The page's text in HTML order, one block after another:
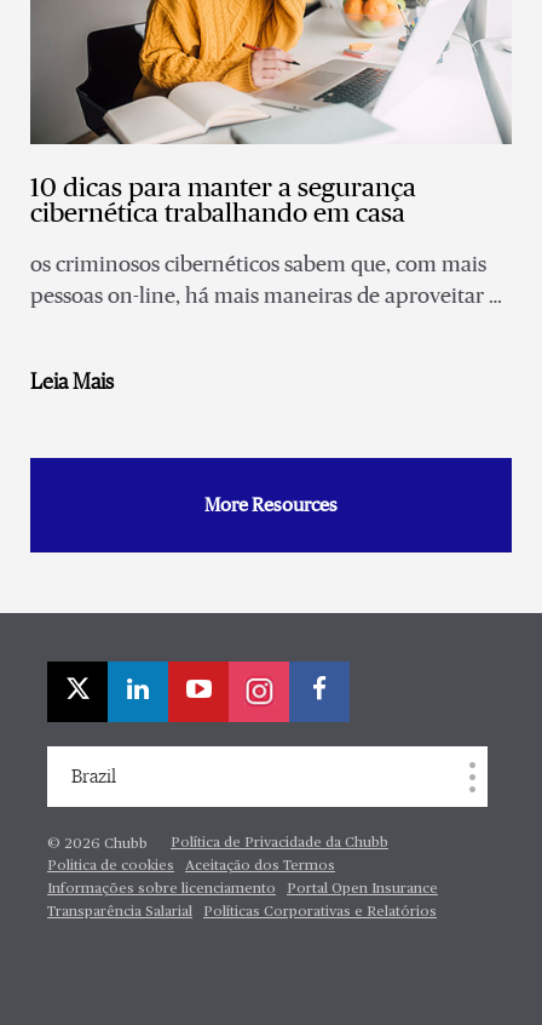
10 dicas para manter a segurança
cibernética trabalhando em casa
os criminosos cibernéticos sabem que, com mais
pessoas on-line, há mais maneiras de aproveitar as
Leia Mais
More Resources
Brazil
© 2026 Chubb
Política de Privacidade da Chubb
Politica de cookies
Aceitação dos Termos
Informações sobre licenciamento
Portal Open Insurance
Transparência Salarial
Políticas Corporativas e Relatórios